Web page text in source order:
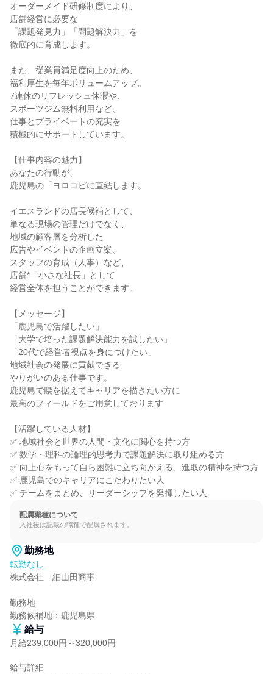
オーダーメイド研修制度により、
店舗経営に必要な
「課題発見力」「問題解決力」を
徹底的に育成します。
また、従業員満足度向上のため、
福利厚生を毎年ボリュームアップ。
7連休のリフレッシュ休暇や、
スポーツジム無料利用など、
仕事とプライベートの充実を
積極的にサポートしています。
【仕事内容の魅力】
あなたの行動が、
鹿児島の「ヨロコビに直結します。
イエスランドの店長候補として、
単なる現場の管理だけでなく、
地域の顧客層を分析した
広告やイベントの企画立案、
スタッフの育成（人事）など、
店舗*「小さな社長」として
経営全体を担うことができます。
【メッセージ】
「鹿児島で活躍したい」
「大学で培った課題解決能力を試したい」
「20代で経営者視点を身につけたい」
地域社会の発展に貢献できる
やりがいのある仕事です。
鹿児島で腰を据えてキャリアを描きたい方に
最高のフィールドをご用意しております
【活躍している人材】
✅ 地域社会と世界の人間・文化に関心を持つ方
✅ 数学・理科の論理的思考力で課題解決に取り組める方
✅ 向上心をもって自ら困難に立ち向かえる、進取の精神を持つ方
✅ 鹿児島でのキャリアにこだわりたい人
✅ チームをまとめ、リーダーシップを発揮したい人
配属職種について
入社後は記載の職種で配属されます。
勤務地
転勤なし
株式会社　細山田商事
勤務地
勤務候補地：鹿児島県
給与
月給239,000円～320,000円
給与詳細